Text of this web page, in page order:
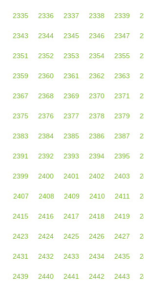
2335 2336 2337 2338 2339
2343 2344 2345 2346 2347
2351 2352 2353 2354 2355
2359 2360 2361 2362 2363
2367 2368 2369 2370 2371
2375 2376 2377 2378 2379
2383 2384 2385 2386 2387
2391 2392 2393 2394 2395
2399 2400 2401 2402 2403
2407 2408 2409 2410 2411
2415 2416 2417 2418 2419
2423 2424 2425 2426 2427
2431 2432 2433 2434 2435
2439 2440 2441 2442 2443